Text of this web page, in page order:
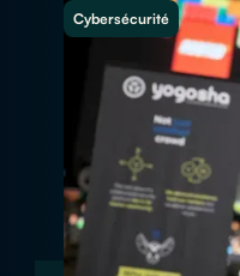
Cybersécurité